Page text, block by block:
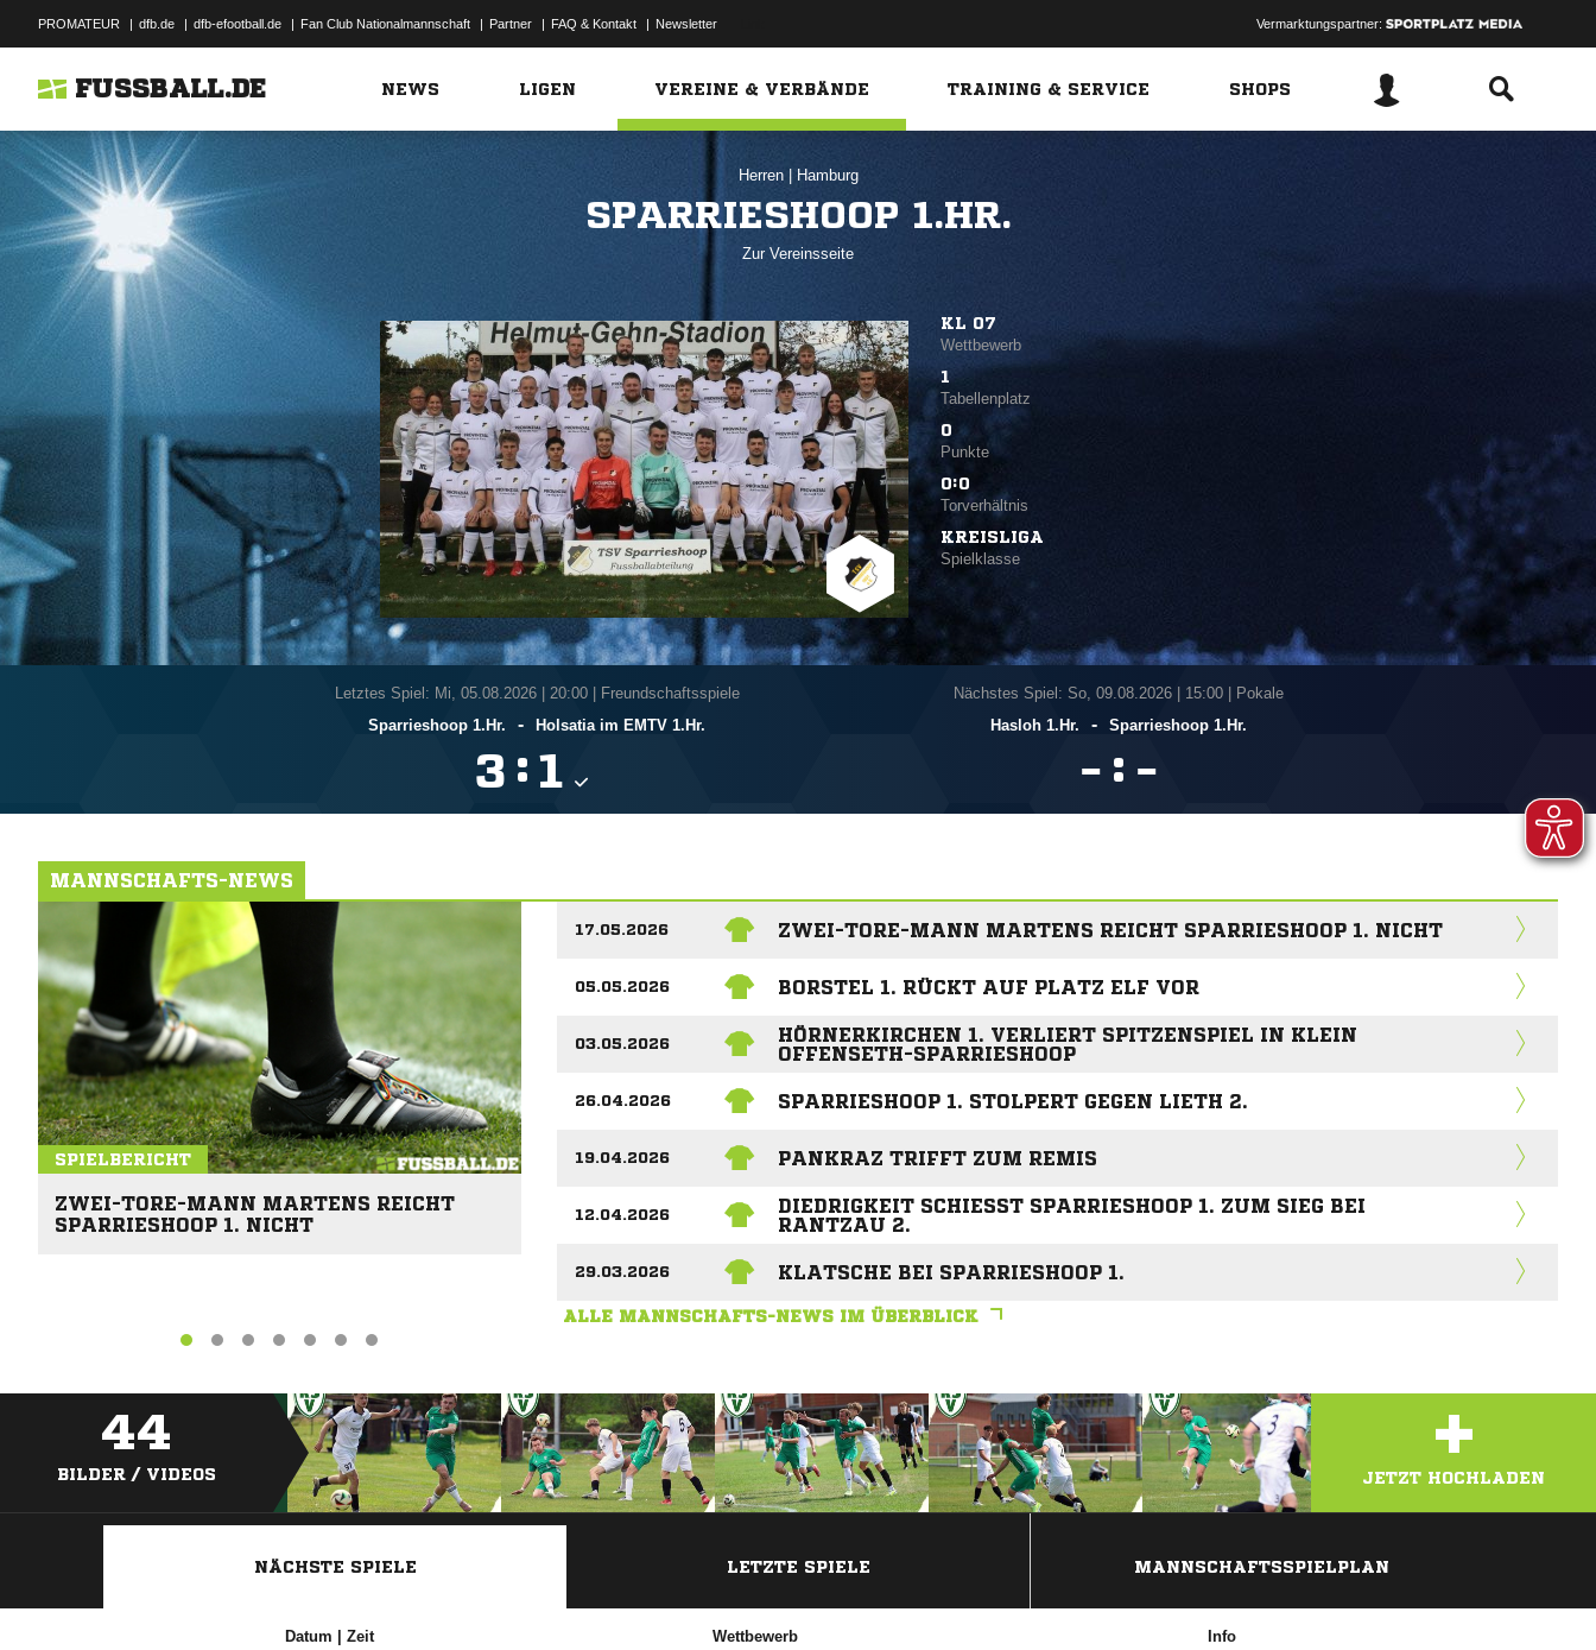
PROMATEUR | dfb.de | dfb-efootball.de | Fan Club Nationalmannschaft | Partner | FAQ & Kontakt | Newsletter Vermarktungspartner:
FUSSBALL.DE NEWS LIGEN VEREINE & VERBÄNDE TRAINING & SERVICE SHOPS
Herren Hamburg
SPARRIESHOOP 1.HR.
Zur Vereinsseite
KL 07
Wettbewerb
1
Tabellenplatz
0
Punkte
0:0
Torverhältnis
KREISLIGA
Spielklasse
Letztes Spiel: Mi, 05.08.2026| 20:00 | Freundschaftsspiele
Sparrieshoop 1.Hr.
- Holsatia im EMTV 1.Hr.
 : 
Nächstes Spiel: So, 09.08.2026
15:00 | Pokale
Hasloh 1.Hr.
- Sparrieshoop 1.Hr.
 : 
MANNSCHAFTS-NEWS
SPIELBERICHT
ZWEI-TORE-MANN MARTENS REICHT
SPARRIESHOOP 1. NICHT
17.05.2026 ZWEI-TORE-MANN MARTENS REICHT SPARRIESHOOP 1. NICHT
05.05.2026 BORSTEL 1. RÜCKT AUF PLATZ ELF VOR
03.05.2026
HÖRNERKIRCHEN 1. VERLIERT SPITZENSPIEL IN KLEIN
OFFENSETH-SPARRIESHOOP
26.04.2026 SPARRIESHOOP 1. STOLPERT GEGEN LIETH 2.
19.04.2026 PANKRAZ TRIFFT ZUM REMIS
12.04.2026
DIEDRIGKEIT SCHIESST SPARRIESHOOP 1. ZUM SIEG BEI R
ANTZAU 2.
29.03.2026 KLATSCHE BEI SPARRIESHOOP 1.
ALLE MANNSCHAFTS-NEWS IM ÜBERBLICK
44
BILDER / VIDEOS +
JETZT HOCHLADEN
NÄCHSTE SPIELE LETZTE SPIELE MANNSCHAFTSSPIELPLAN
Datum | Zeit Wettbewerb Info